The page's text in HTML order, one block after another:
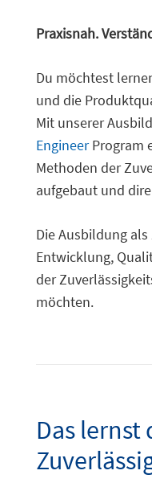
Praxisnah.
Du möchtest
und die
Mit unserer
EngineerProgram
Methoden der
aufgebaut und
Die Ausbildung
Entwicklung,
der
möchten.
Das